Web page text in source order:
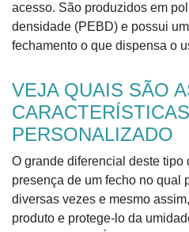
acesso. São produzidos em
densidade (PEBD) e possui
fechamento o que dispensa o
VEJA QUAIS SÃO
PERSONALIZADO
O grande diferencial deste tipo
presença de um fecho no qual
diversas vezes e mesmo
produto e protege-lo da